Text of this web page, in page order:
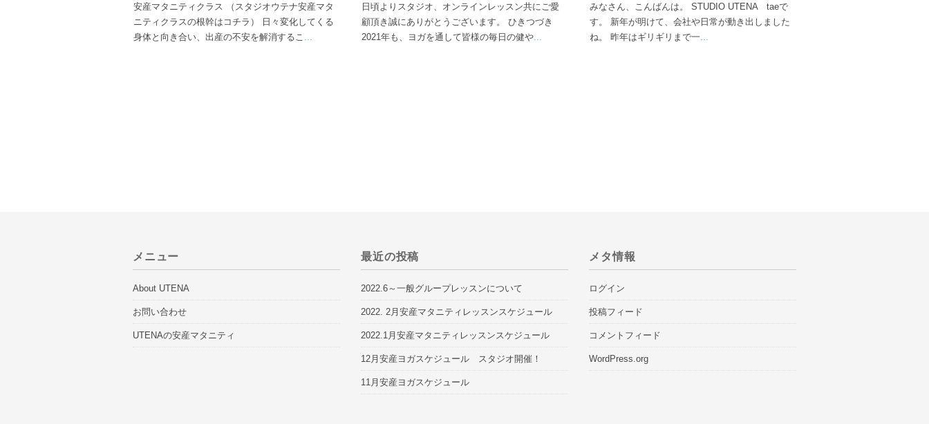
安産マタニティクラス （スタジオウテナ安産マタ
ニティクラスの根幹はコチラ） 日々変化してくる
身体と向き合い、出産の不安を解消するこ ...
日頃よりスタジオ、オンラインレッスン共にご愛
顧頂き誠にありがとうございます。 ひきつづき
2021年も、ヨガを通して皆様の毎日の健や...
みなさん、こんばんは。 STUDIO UTENA taeで
す。 新年が明けて、会社や日常が動き出しました
ね。 昨年はギリギリまで一...
メニュー
About UTENA
お問い合わせ
UTENAの安産マタニティ
最近の投稿
2022.6～一般グループレッスンについて
2022. 2月安産マタニティレッスンスケジュール
2022.1月安産マタニティレッスンスケジュール
12月安産ヨガスケジュール スタジオ開催！
11月安産ヨガスケジュール
メタ情報
ログイン
投稿フィード
コメントフィード
WordPress.org